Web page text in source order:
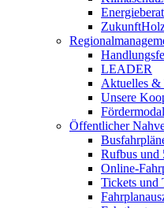
LEADER
Aktuelles &
Unsere
Öffentlicher
Rufbus und
Online-
Tickets und